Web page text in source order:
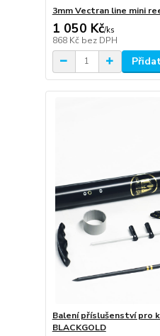
3mm Vectran line mini
1 050 Kč/ks
868 Kč bez DPH
Balení příslušenství pro
BLACKGOLD